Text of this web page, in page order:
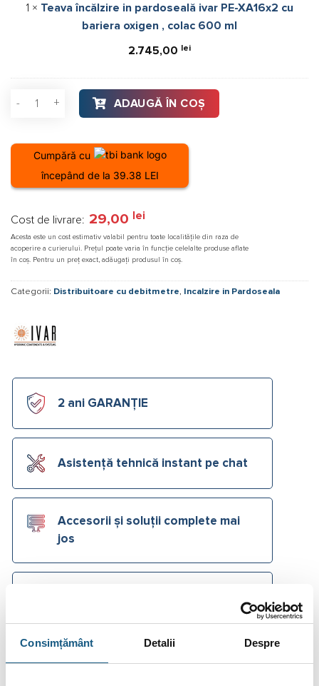
Consimțământ Detalii Despre
XA16x2
cu
bariera
,
colac
600
1 × Teava încălzire in pardoseală ivar PE-XA16x2 cu
bariera oxigen , colac 600 ml
2.745,00 lei
Cantitate Distribuitor pardoseală Ivar 9 cai, 1 tol cu
ADAUGĂ ÎN COȘ
Cumpără cu
începând de la 39.38 LEI
Cost de livrare: 29,00 lei
Acesta este un cost estimativ valabil pentru toate localitățile din raza de
acoperire a curierului. Prețul poate varia în funcție celelalte produse aflate
în coș. Pentru un preț exact, adăugați produsul în coș.
Categorii: Distribuitoare cu debitmetre, Incalzire in Pardoseala
2 ani GARANȚIE
Asistență tehnică instant pe chat
Accesorii și soluții complete mai
jos